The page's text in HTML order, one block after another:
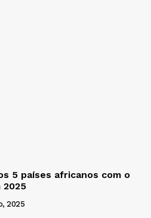
5 países africanos com o
2025
2025